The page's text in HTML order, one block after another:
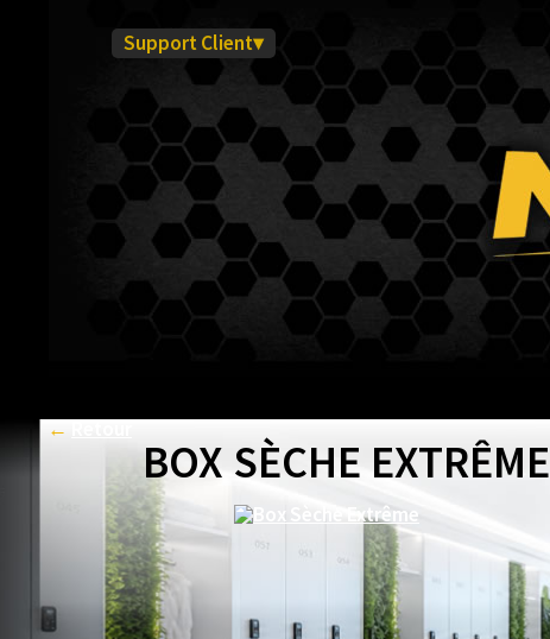
Support Client▾
←
BOX SÈCHE EXTRÊME